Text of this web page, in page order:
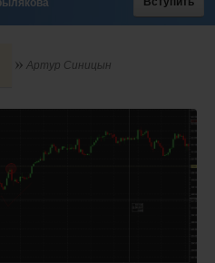
Артур Синицын